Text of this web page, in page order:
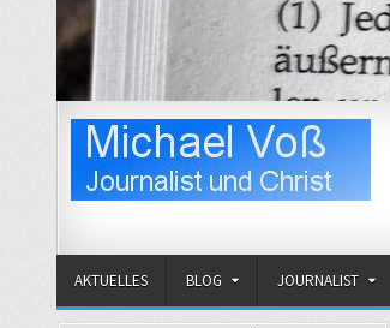
AKTUELLES BLOG JOURNALIST